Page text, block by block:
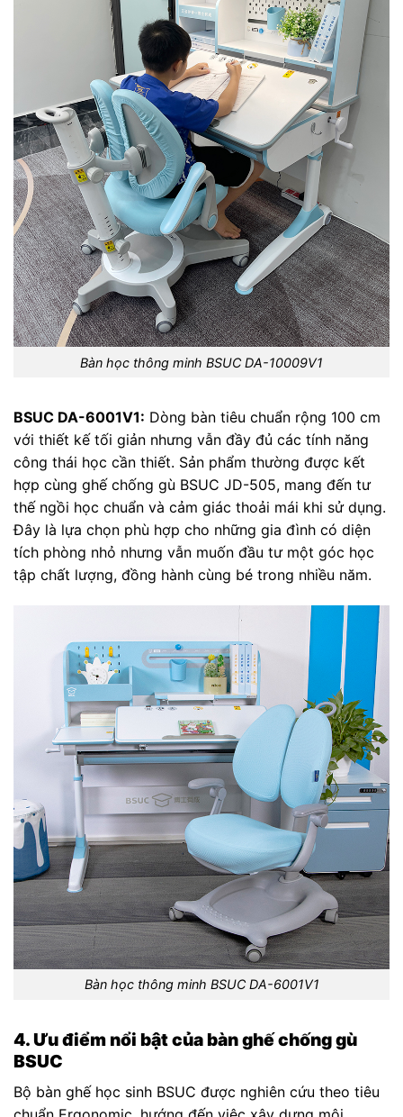
Bàn học thông minh BSUC DA-10009V1
BSUC DA-6001V1: Dòng bàn tiêu chuẩn rộng 100 cm
với thiết kế tối giản nhưng vẫn đầy đủ các tính năng
công thái học cần thiết. Sản phẩm thường được kết
hợp cùng ghế chống gù BSUC JD-505, mang đến tư
thế ngồi học chuẩn và cảm giác thoải mái khi sử dụng.
Đây là lựa chọn phù hợp cho những gia đình có diện
tích phòng nhỏ nhưng vẫn muốn đầu tư một góc học
tập chất lượng, đồng hành cùng bé trong nhiều năm.
Bàn học thông minh BSUC DA-6001V1
4. Ưu điểm nổi bật của bàn ghế chống gù
BSUC
Bộ bàn ghế học sinh BSUC được nghiên cứu theo tiêu